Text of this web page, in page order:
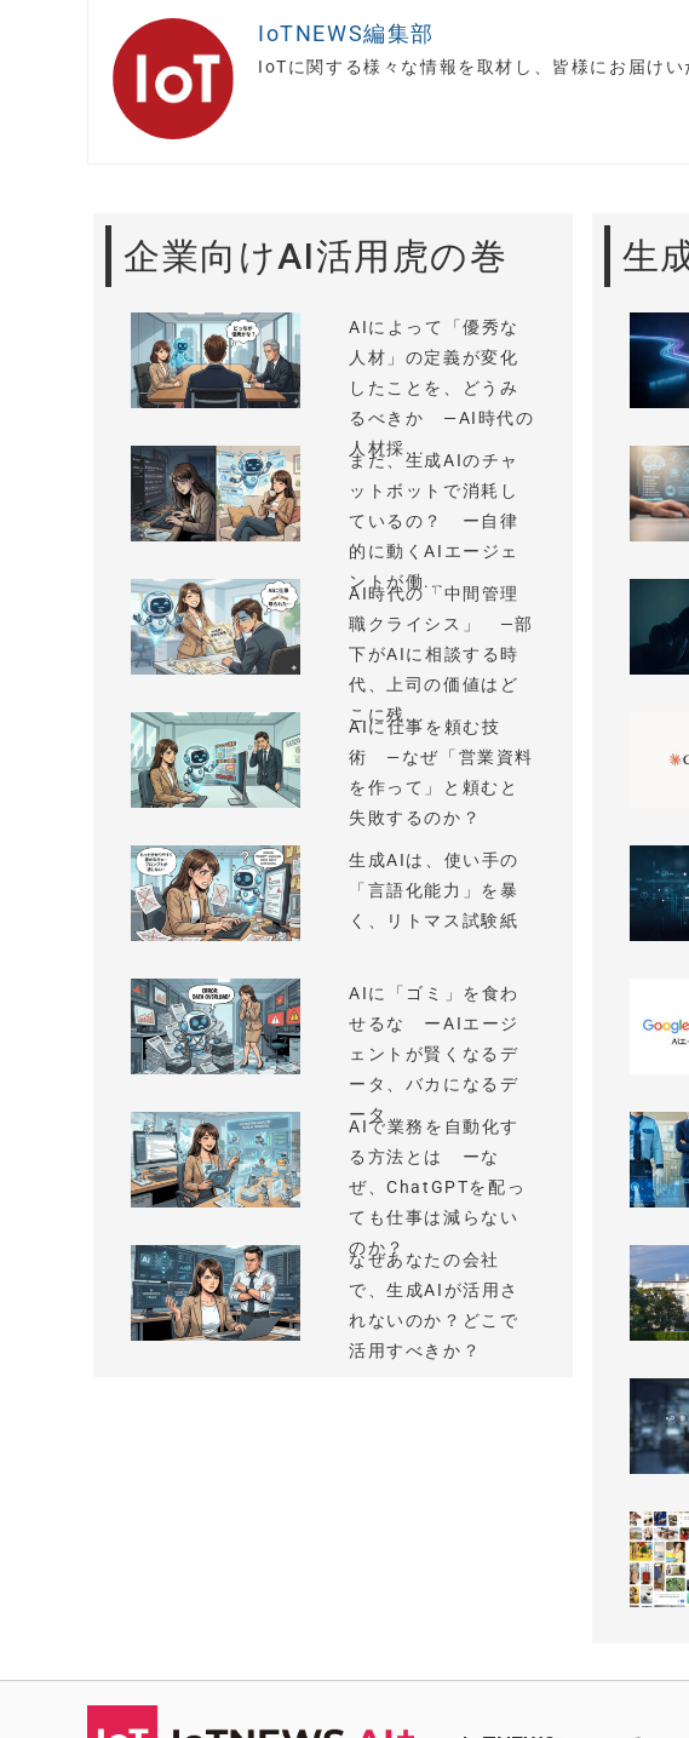
IoTNEWS編集部
IoTに関する様々な情報を取材し、皆様にお届けい
企業向けAI活用虎の巻
AIによって「優秀な
人材」の定義が変化
したことを、どうみ
るべきか —AI時代の
人材採...
まだ、生成AIのチャ
ットボットで消耗し
ているの？ ー自律
的に動くAIエージェ
ントが働...
AI時代の「中間管理
職クライシス」 —部
下がAIに相談する時
代、上司の価値はど
こに残...
AIに仕事を頼む技
術 —なぜ「営業資料
を作って」と頼むと
失敗するのか？
生成AIは、使い手の
「言語化能力」を暴
く、リトマス試験紙
AIに「ゴミ」を食わ
せるな ーAIエージ
ェントが賢くなるデ
ータ、バカになるデ
ータ
AIで業務を自動化す
る方法とは ーな
ぜ、ChatGPTを配っ
ても仕事は減らない
のか？
なぜあなたの会社
で、生成AIが活用さ
れないのか？どこで
活用すべきか？
生